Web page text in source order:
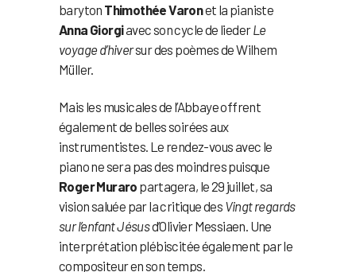
baryton Thimothée Varonet la pianiste
Anna Giorgiavec son cycle de liederLe
voyage d’hiversur des poèmes de Wilhem
Müller.
Mais les musicales de l’Abbaye offrent
également de belles soirées aux
instrumentistes. Le rendez-vous avec le
piano ne sera pas des moindres puisque
Roger Muraro partagera, le 29 juillet, sa
vision saluée par la critique des Vingt regards
sur l’enfant Jésusd’Olivier Messiaen. Une
interprétation plébiscitée également par le
compositeur en son temps.